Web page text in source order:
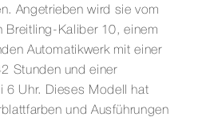
Angetrieben wird sie vom
Breitling-Kaliber 10, einem
Automatikwerk mit einer
Stunden und einer
6 Uhr. Dieses Modell hat
und Ausführungen